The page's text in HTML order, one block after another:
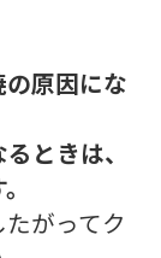
原因にな
ときは、
がってク